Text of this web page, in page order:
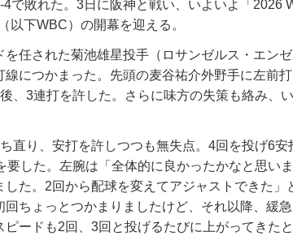
4で敗れた。3日に阪神と戦い、いよいよ「2026
下WBC）の開幕を迎える。
任された菊池雄星投手（ロサンゼルス・エン
線につかまった。先頭の麦谷祐介外野手に左前
、3連打を許した。さらに味方の失策も絡み、
直り、安打を許しつつも無失点。4回を投げ6安
要した。左腕は「全体的に良かったかなと思い
した。2回から配球を変えてアジャストできた」
回ちょっとつかまりましたけど、それ以降、緩
ピードも2回、3回と投げるたびに上がってきた